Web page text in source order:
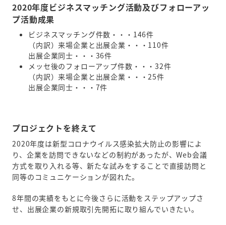
2020年度ビジネスマッチング活動及びフォローアッ
プ活動成果
ビジネスマッチング件数・・・146件
（内訳）来場企業と出展企業・・・110件
出展企業同士・・・36件
メッセ後のフォローアップ件数・・・32件
（内訳）来場企業と出展企業・・・25件
出展企業同士・・・7件
プロジェクトを終えて
2020年度は新型コロナウイルス感染拡大防止の影響によ
り、企業を訪問できないなどの制約があったが、Web会議
方式を取り入れる等、新たな試みをすることで直接訪問と
同等のコミュニケーションが図れた。
8年間の実績をもとに今後さらに活動をステップアップさ
せ、出展企業の新規取引先開拓に取り組んでいきたい。